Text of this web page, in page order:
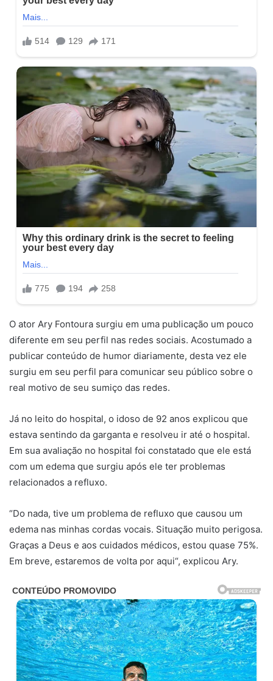
O ator Ary Fontoura surgiu em uma publicação um pouco
diferente em seu perfil nas redes sociais. Acostumado a
publicar conteúdo de humor diariamente, desta vez ele
surgiu em seu perfil para comunicar seu público sobre o
real motivo de seu sumiço das redes.
Já no leito do hospital, o idoso de 92 anos explicou que
estava sentindo da garganta e resolveu ir até o hospital.
Em sua avaliação no hospital foi constatado que ele está
com um edema que surgiu após ele ter problemas
relacionados a refluxo.
“Do nada, tive um problema de refluxo que causou um
edema nas minhas cordas vocais. Situação muito perigosa.
Graças a Deus e aos cuidados médicos, estou quase 75%.
Em breve, estaremos de volta por aqui“, explicou Ary.